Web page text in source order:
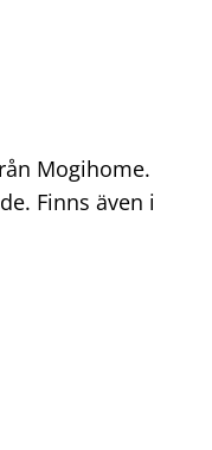
Mogihome.
Finns även i